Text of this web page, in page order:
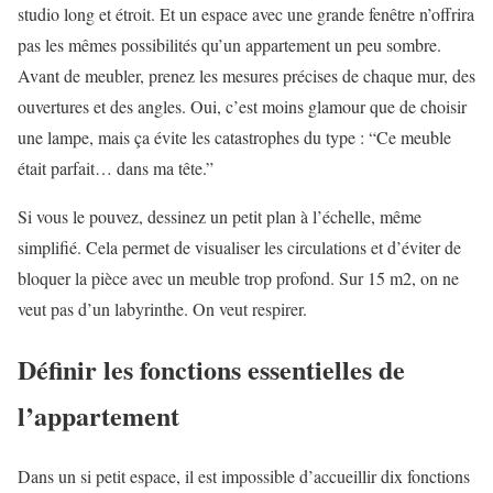
studio long et étroit. Et un espace avec une grande fenêtre n’offrira
pas les mêmes possibilités qu’un appartement un peu sombre.
Avant de meubler, prenez les mesures précises de chaque mur, des
ouvertures et des angles. Oui, c’est moins glamour que de choisir
une lampe, mais ça évite les catastrophes du type : “Ce meuble
était parfait… dans ma tête.”
Si vous le pouvez, dessinez un petit plan à l’échelle, même
simplifié. Cela permet de visualiser les circulations et d’éviter de
bloquer la pièce avec un meuble trop profond. Sur 15 m2, on ne
veut pas d’un labyrinthe. On veut respirer.
Définir les fonctions essentielles de
l’appartement
Dans un si petit espace, il est impossible d’accueillir dix fonctions